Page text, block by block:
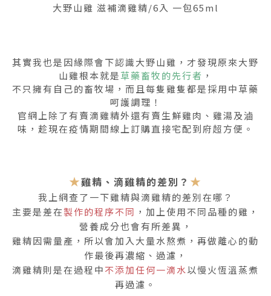
大野山雞 滋補滴雞精/6入 一包65ml
其實我也是因緣際會下認識大野山雞，才發現原來大野
山雞根本就是草藥畜牧的先行者 ，
不只擁有自己的畜牧場，而且每隻雞隻都是採用中草藥
呵護調理！
官網上除了有賣滴雞精外還有賣生鮮雞肉、雞湯及滷
味，趁現在疫情期間線上訂購直接宅配到府超方便。
★雞精、滴雞精的差別？ ★
我上網查了一下雞精與滴雞精的差別在哪？
主要是差在製作的程序不同 ，加上使用不同品種的雞，
營養成分也會有所差異，
雞精因需量產，所以會加入大量水熬煮，再做離心的動
作最後再濃縮、過濾，
滴雞精則是在過程中不添加任何一滴水以慢火恆溫蒸煮
再過濾。